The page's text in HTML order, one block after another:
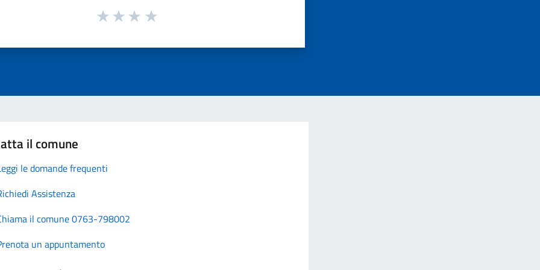
il comune
le domande frequenti
Assistenza
il comune 0763-798002
un appuntamento